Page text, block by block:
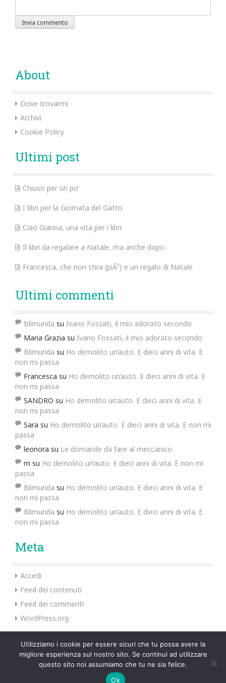
About
Dove trovarmi
Archivi
Cookie Policy
Ultimi post
Chiuso per un po’
I libri per la Giornata del Gatto
Ciao Gianna, una vita per i libri
Il libri da regalare a Natale, ma anche dopo
Francesca, che non stira (piÃ¹) e un regalo di Natale
Ultimi commenti
Blimunda su Ivano Fossati, il mio adorato secondo
Maria Grazia su Ivano Fossati, il mio adorato secondo
Blimunda su Ho demolito un’auto. E dieci anni di vita. E
non mi passa
Francesca su Ho demolito un’auto. E dieci anni di vita. E
non mi passa
SANDRO su Ho demolito un’auto. E dieci anni di vita. E
non mi passa
Sara su Ho demolito un’auto. E dieci anni di vita. E non mi
passa
leonora su Le domande da fare al meccanico
m su Ho demolito un’auto. E dieci anni di vita. E non mi
passa
Blimunda su Ho demolito un’auto. E dieci anni di vita. E
non mi passa
Blimunda su Ho demolito un’auto. E dieci anni di vita. E
non mi passa
Meta
Accedi
Feed dei contenuti
Feed dei commenti
WordPress.org
Preus Theme byInkHive.
Utilizziamo i cookie per essere sicuri che tu possa avere la
migliore esperienza sul nostro sito. Se continui ad utilizzare
questo sito noi assumiamo che tu ne sia felice.
Ok